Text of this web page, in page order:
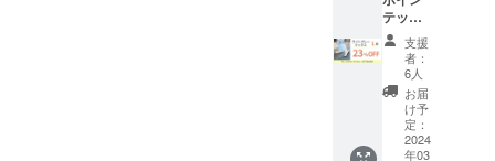
す。
た社会
情勢の
影響等
によ
り、お
届け時
期に遅
れが発
生する
・リボ
ン
シュー
クリッ
プをご
利用の
場合
は、リ
23%OF
F ・お
届け予
定：3月
下旬 ・
オプ
ション
にてサ
テッド
トゥパ
ンプス
ライト
グレー
ミック
ス1足
パンプ
支援
者：
6人
お届
け予
定：
2024
年03